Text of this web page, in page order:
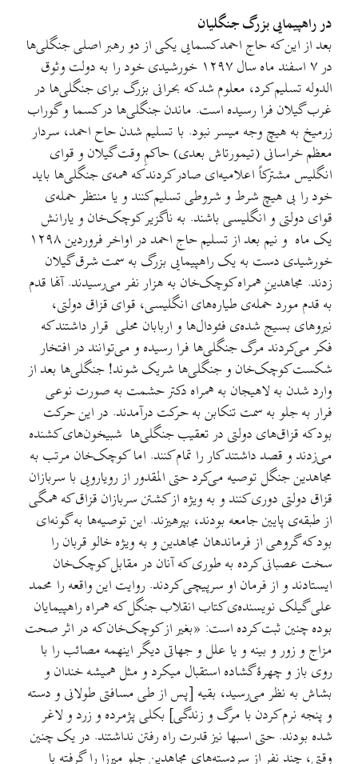
در راهپیمایی بزرگ جنگلیان
بعد از این که حاج احمد کسمایی یکی از دو رهبر اصلی جنگلی‌ها
در ۷ اسفند ماه سال ۱۲۹۷ خورشیدی خود را به دولت وثوق
الدوله تسلیم کرد، معلوم شد که بحرانی بزرگ برای جنگلی‌ها در
غرب گیلان فرا رسیده است. ماندن جنگلی‌ها در کسما و گوراب
زرمیخ به هیچ وجه میسر نبود. با تسلیم شدن حاح احمد، سردار
معظم خراسانی (تیمورتاش بعدی) حاکمِ وقت گیلان و قوای
انگلیس مشترکاً اعلامیه‌ای صادر کردند که همه‌ی جنگلی‌ها باید
خود را بی هیچ شرط و شروطی تسلیم کنند و یا منتظر حمله‌ی
قوای دولتی و انگلیسی باشند. به ناگزیر کوچک‌خان و یارانش
یک ماه و نیم بعد از تسلیم حاج احمد در اواخر فروردین ۱۲۹۸
خورشیدی دست به یک راهپیمایی بزرگ به سمت شرق گیلان
زدند. مجاهدینِ همراه کوچک‌خان به هزار نفر می‌رسیدند. آنها قدم
به قدم مورد حمله‌ی طیاره‌های انگلیسی، قوای قزاق دولتی،
نیروهای بسیج شده‌ی فئودال‌ها و اربابان محلی قرار داشتند که
فکر می‌کردند مرگ جنگلی‌ها فرا رسیده و می‌توانند در افتخار
شکست کوچک‌خان و جنگلی‌ها شریک شوند! جنگلی‌ها بعد از
وارد شدن به لاهیجان به همراه دکتر حشمت به صورت نوعی
فرار به جلو به سمت تنکابن به حرکت درآمدند. در این حرکت
بود که قزاق‌های دولتی در تعقیب جنگلی‌ها شبیخون‌های کشنده
می‌زدند و قصد داشتند کار را تمام کنند. اما کوچک‌خان مرتب به
مجاهدین جنگل توصیه می‌کرد حتی المقدور از رویارویی با سربازان
قزاق دولتی دوری کنند و به ویژه از کشتن سربازان قزاق که همگی
از طبقه‌ی پایین جامعه بودند، بپرهیزند. این توصیه‌ها به گونه‌ای
بود که گروهی از فرماندهان مجاهدین و به ویژه خالو قربان را
سخت عصبانی کرده به طوری که آنان در مقابل کوچک‌خان
ایستادند و از فرمان او سرپیچی کردند. روایت این واقعه را محمد
علی گیلک نویسنده‌ی کتاب انقلاب جنگل که همراه راهپیمایان
بوده چنین ثبت کرده است: «بغیر از کوچک‌خان که در اثر صحت
مزاج و زور و بینه و یا علل و جهاتی دیگر اینهمه مصائب را با
روی باز و چهرۀ گشاده استقبال میکرد و مثل همیشه خندان و
بشاش به نظر می‌رسید، بقیه [پس از طی مسافتی طولانی و دسته
و پنجه نرم کردن با مرگ و زندگی] بکلی پژمرده و زرد و لاغر
شده بودند. حتی اسبها نیز قدرت راه رفتن نداشتند. در یک چنین
وقتی، چند نفر از سردسته‌های مجاهدین جلو میرزا را گرفته با